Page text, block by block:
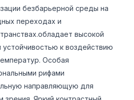
безбарьерной среды на
переходах и
высокой
устойчивостью к воздействию
Особая
рифами
направляющую для